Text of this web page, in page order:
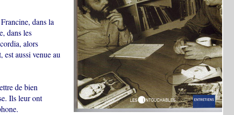
dans la
dans les
alors
aussi venue au
de bien
Ils leur ont